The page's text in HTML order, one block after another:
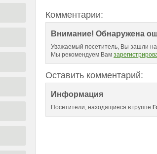
Комментарии:
Внимание! Обнаружена
Уважаемый посетитель, Вы зашли на
Мы рекомендуем Вам
Оставить комментарий:
Информация
Посетители, находящиеся в группе